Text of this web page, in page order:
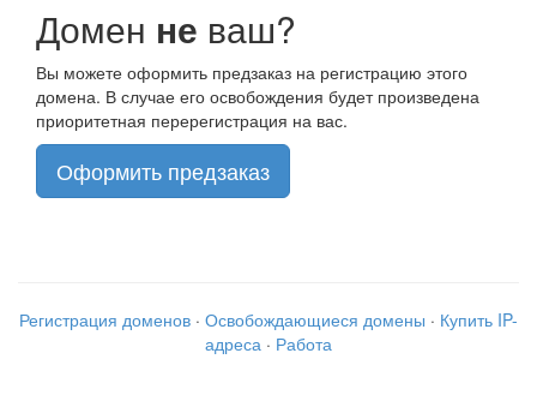
Домен не ваш?
Вы можете оформить предзаказ на регистрацию этого
домена. В случае его освобождения будет произведена
приоритетная перерегистрация на вас.
Оформить предзаказ
Регистрация доменов · Освобождающиеся домены · Купить IP-
адреса · Работа